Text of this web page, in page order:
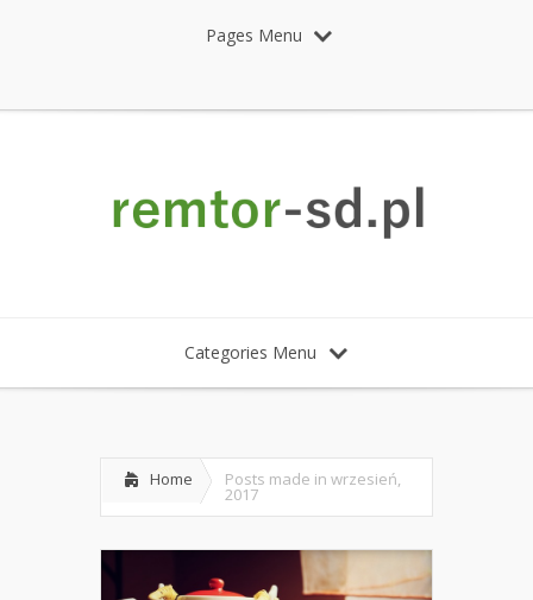
Pages Menu
Categories Menu
Home Posts made in wrzesień,
2017